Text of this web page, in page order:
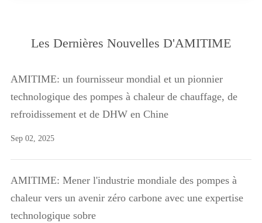
Les Dernières Nouvelles D'AMITIME
AMITIME: un fournisseur mondial et un pionnier
technologique des pompes à chaleur de chauffage, de
refroidissement et de DHW en Chine
Sep 02, 2025
AMITIME: Mener l'industrie mondiale des pompes à
chaleur vers un avenir zéro carbone avec une expertise
technologique sobre